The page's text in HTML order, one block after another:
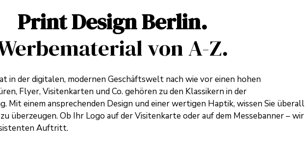
Print Design Berlin.
von A-Z.
in der digitalen, modernen Geschäftswelt nach wie vor einen hohen
Flyer, Visitenkarten und Co. gehören zu den Klassikern in der
Mit einem ansprechenden Design und einer wertigen Haptik, wissen Sie überall
überzeugen.Ob Ihr Logo auf der Visitenkarte oder auf dem Messebanner – wir
Auftritt.